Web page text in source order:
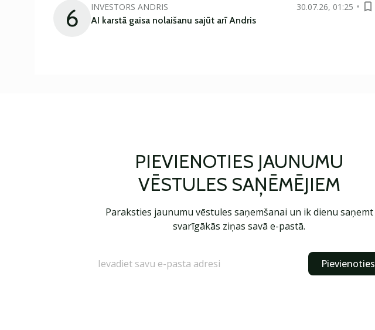
6 INVESTORS ANDRIS
30.07.26, 01:25
AI karstā gaisa nolaišanu sajūt arī Andris
PIEVIENOTIES JAUNUMU
VĒSTULES SAŅĒMĒJIEM
Paraksties jaunumu vēstules saņemšanai un ik dienu saņemt
svarīgākās ziņas savā e-pastā.
Pievienoties